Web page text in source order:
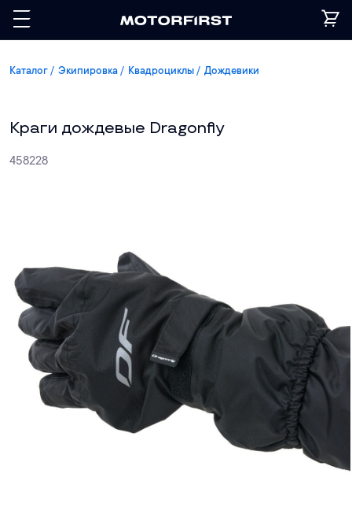
Каталог Экипировка Квадроциклы Дождевики
Краги дождевые Dragonfly
458228